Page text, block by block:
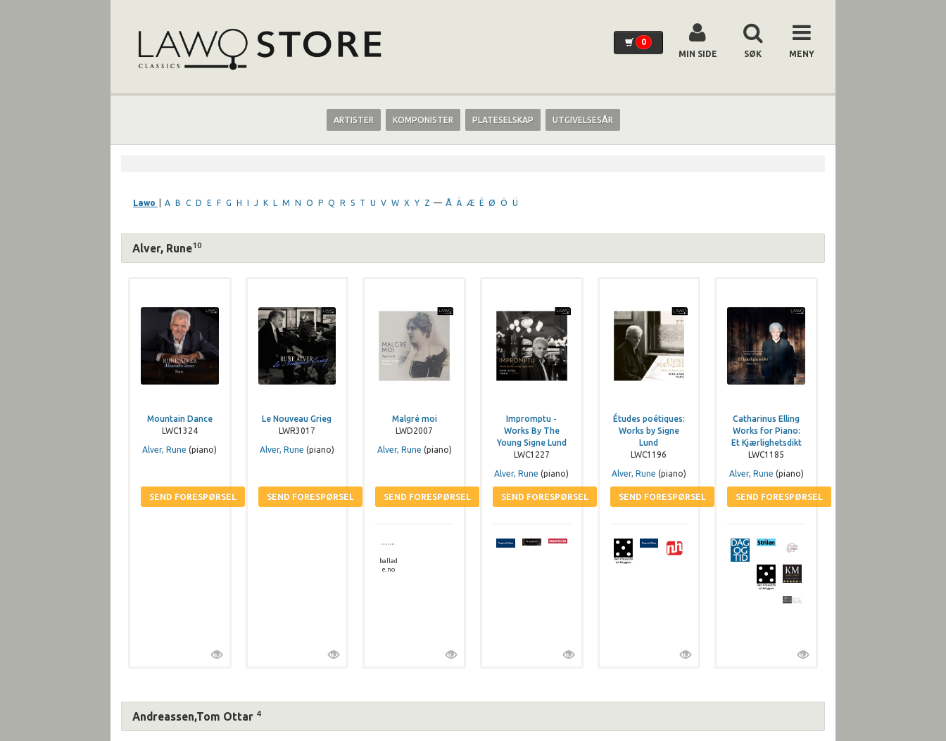
0
MIN SIDE
SØK MENY
ARTISTER KOMPONISTER PLATESELSKAP UTGIVELSESÅR
Lawo A B C D E F G H I J K L M N O P Q R S T U V W X Y Z — Å Ä Æ Ë Ø Ö Ü
Alver, Rune10
Mountain Dance
LWC1324
Alver, Rune (piano)
Le Nouveau Grieg
LWR3017
Alver, Rune (piano)
Malgré moi
LWD2007
Alver, Rune (piano)
ballad
e.no
Impromptu -
Works By The
Young Signe Lund
LWC1227
Alver, Rune (piano)
Études poétiques:
Works by Signe
Lund
LWC1196
Alver, Rune (piano)
Catharinus Elling
Works for Piano:
Et Kjærlighetsdikt
LWC1185
Alver, Rune (piano)
Andreassen,Tom Ottar 4